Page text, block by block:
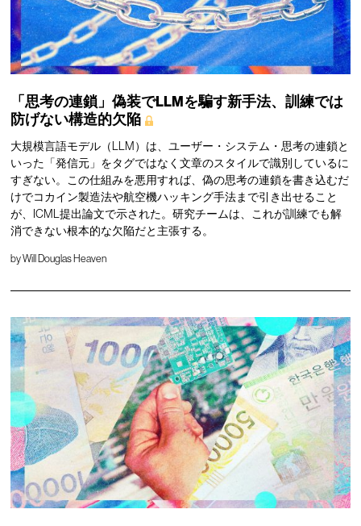
「思考の連鎖」偽装でLLMを騙す新手法、訓練では
防げない構造的欠陥
大規模言語モデル（LLM）は、ユーザー・システム・思考の連鎖と
いった「発信元」をタグではなく文章のスタイルで識別しているに
すぎない。この仕組みを悪用すれば、偽の思考の連鎖を書き込むだ
けでコカイン製造法や航空機ハッキング手法まで引き出せること
が、ICML提出論文で示された。研究チームは、これが訓練でも解
消できない根本的な欠陥だと主張する。
byWill Douglas Heaven